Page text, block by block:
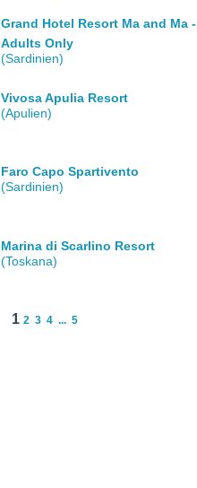
Grand Hotel Resort Ma and Ma -
Adults Only
(Sardinien)
Vivosa Apulia Resort
(Apulien)
Faro Capo Spartivento
(Sardinien)
Marina di Scarlino Resort
(Toskana)
1 2 3 4 ... 5